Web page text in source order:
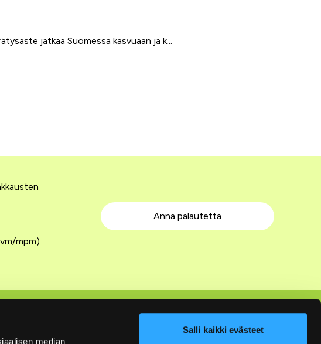
median
Salli kaikki evästeet
jatkaa Suomessa kasvuaan ja k...
mpm)
Anna palautetta